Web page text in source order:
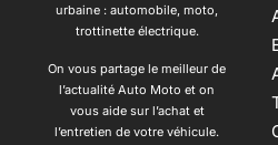
urbaine : automobile, moto,
trottinette électrique.
On vous partage le meilleur de
l’actualité Auto Moto et on
vous aide sur l’achat et
l’entretien de votre véhicule.